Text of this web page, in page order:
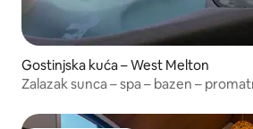
Gostinjska kuća – West Melton
Zalazak sunca – spa – bazen –